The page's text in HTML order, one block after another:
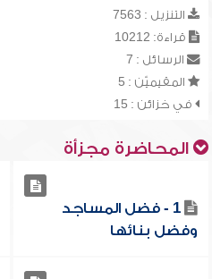
التنزيل : 7563
قراءة: 10212
الرسائل : 7
المقيميّن : 5
في خزائن : 15
المحاضرة مجزأة
1 - فضل المساجد
وفضل بنائها